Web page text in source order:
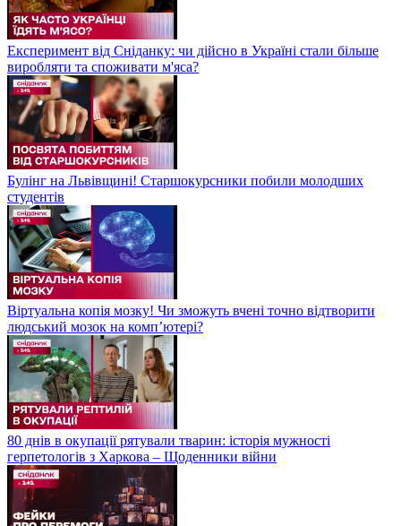
Експеримент від Сніданку: чи дійсно в Україні стали більше
виробляти та споживати м'яса?
Булінг на Львівщині! Старшокурсники побили молодших
студентів
Віртуальна копія мозку! Чи зможуть вчені точно відтворити
людський мозок на компʼютері?
80 днів в окупації рятували тварин: історія мужності
герпетологів з Харкова – Щоденники війни